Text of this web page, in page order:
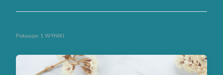
Pokazuje: 1 WYNIKI